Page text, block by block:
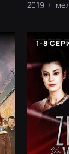
2019
1-8